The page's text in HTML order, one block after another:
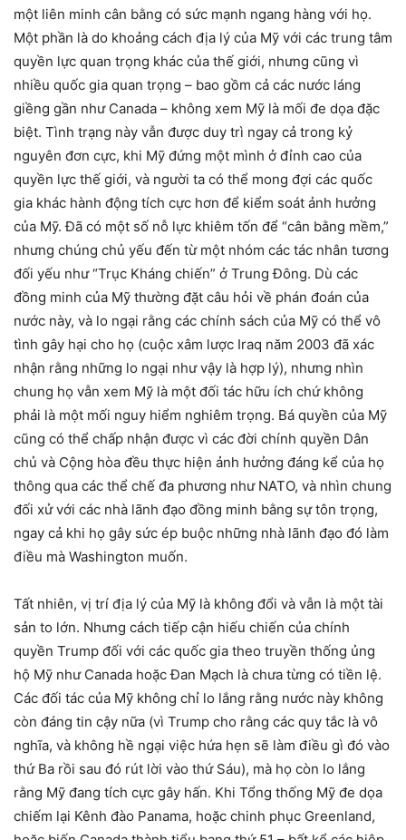
một liên minh cân bằng có sức mạnh ngang hàng với họ.
Một phần là do khoảng cách địa lý của Mỹ với các trung tâm
quyền lực quan trọng khác của thế giới, nhưng cũng vì
nhiều quốc gia quan trọng – bao gồm cả các nước láng
giềng gần như Canada – không xem Mỹ là mối đe dọa đặc
biệt. Tình trạng này vẫn được duy trì ngay cả trong kỷ
nguyên đơn cực, khi Mỹ đứng một mình ở đỉnh cao của
quyền lực thế giới, và người ta có thể mong đợi các quốc
gia khác hành động tích cực hơn để kiểm soát ảnh hưởng
của Mỹ. Đã có một số nỗ lực khiêm tốn để “cân bằng mềm,”
nhưng chúng chủ yếu đến từ một nhóm các tác nhân tương
đối yếu như “Trục Kháng chiến” ở Trung Đông. Dù các
đồng minh của Mỹ thường đặt câu hỏi về phán đoán của
nước này, và lo ngại rằng các chính sách của Mỹ có thể vô
tình gây hại cho họ (cuộc xâm lược Iraq năm 2003 đã xác
nhận rằng những lo ngại như vậy là hợp lý), nhưng nhìn
chung họ vẫn xem Mỹ là một đối tác hữu ích chứ không
phải là một mối nguy hiểm nghiêm trọng. Bá quyền của Mỹ
cũng có thể chấp nhận được vì các đời chính quyền Dân
chủ và Cộng hòa đều thực hiện ảnh hưởng đáng kể của họ
thông qua các thể chế đa phương như NATO, và nhìn chung
đối xử với các nhà lãnh đạo đồng minh bằng sự tôn trọng,
ngay cả khi họ gây sức ép buộc những nhà lãnh đạo đó làm
điều mà Washington muốn.
Tất nhiên, vị trí địa lý của Mỹ là không đổi và vẫn là một tài
sản to lớn. Nhưng cách tiếp cận hiếu chiến của chính
quyền Trump đối với các quốc gia theo truyền thống ủng
hộ Mỹ như Canada hoặc Đan Mạch là chưa từng có tiền lệ.
Các đối tác của Mỹ không chỉ lo lắng rằng nước này không
còn đáng tin cậy nữa (vì Trump cho rằng các quy tắc là vô
nghĩa, và không hề ngại việc hứa hẹn sẽ làm điều gì đó vào
thứ Ba rồi sau đó rút lời vào thứ Sáu), mà họ còn lo lắng
rằng Mỹ đang tích cực gây hấn. Khi Tổng thống Mỹ đe dọa
chiếm lại Kênh đào Panama, hoặc chinh phục Greenland,